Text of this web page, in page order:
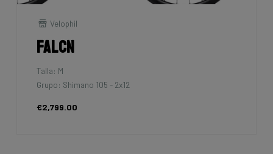
Velophil
Falcn
Talla: M
Grupo: Shimano 105 - 2x12
€2,799.00